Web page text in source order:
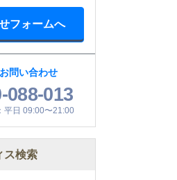
フォームへ
問い合わせ
088-013
平日 09:00〜21:00
ス検索